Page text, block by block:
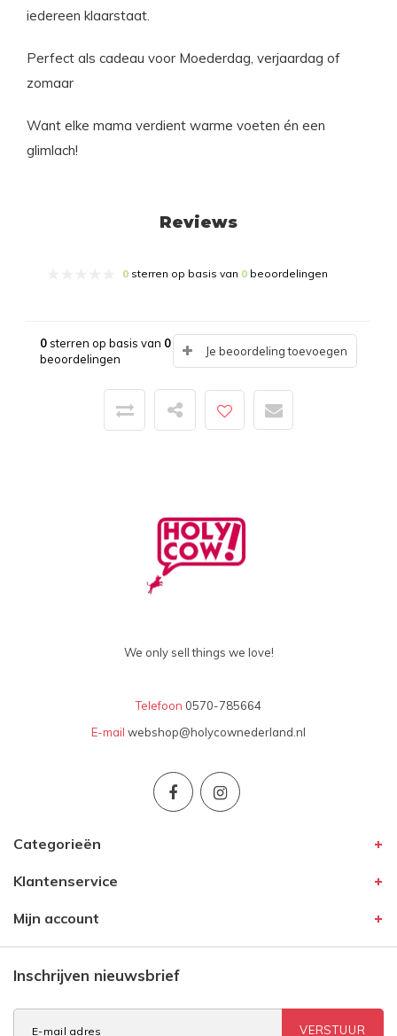
iedereen klaarstaat.
Perfect als cadeau voor Moederdag, verjaardag of
zomaar
Want elke mama verdient warme voeten én een
glimlach!
Reviews
0 sterren op basis van 0 beoordelingen
0sterren op basis van 0
beoordelingen
Je beoordeling toevoegen
We only sell things we love!
Telefoon 0570-785664
E-mail webshop@holycownederland.nl
Categorieën
Klantenservice
Mijn account
Inschrijven nieuwsbrief
VERSTUUR